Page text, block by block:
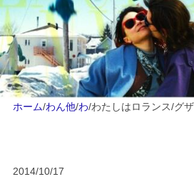
ホーム/わん他/わ/わたしはロランス/グ
2014/10/17